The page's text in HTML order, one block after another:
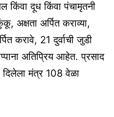
किंवा दूध किंवा पंचामृतनी
अक्षता अर्पित कराव्या,
करावे, 21 दुर्वाची जुडी
अतिप्रिय आहेत. प्रसाद
दिलेला मंत्र 108 वेळा